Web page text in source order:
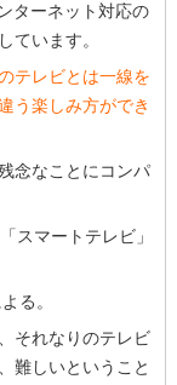
ターネット対応の
ています。
テレビとは一線を
う楽しみ方ができ
念なことにコンパ
スマートテレビ」
る。
それなりのテレビ
難しいということ